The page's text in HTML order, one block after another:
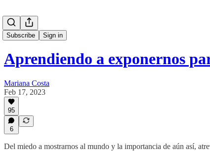
Subscribe Sign in
Aprendiendo a exponernos
Mariana Costa
Feb 17, 2023
95
6
Del miedo a mostrarnos al mundo y la importancia de aún así,